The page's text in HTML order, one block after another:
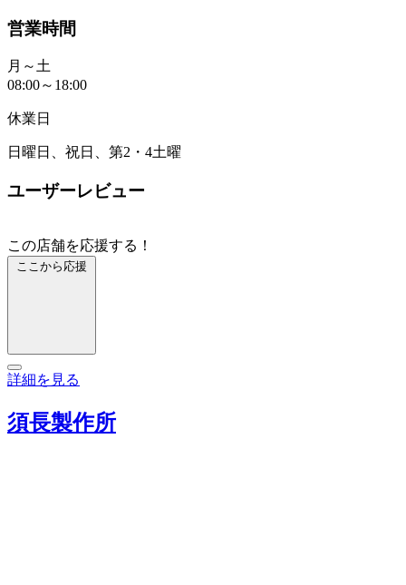
営業時間
月～土
08:00～18:00
休業日
日曜日、祝日、第2・4土曜
ユーザーレビュー
この店舗を応援する！
ここから応援
詳細を見る
須長製作所